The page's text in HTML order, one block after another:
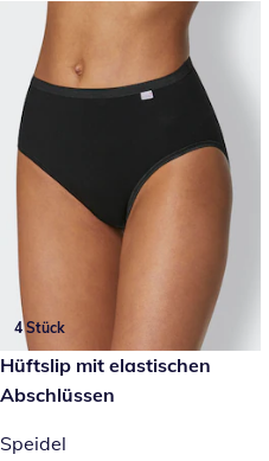
4 Stück
29,99 €
Hüftslip mit elastischen
Abschlüssen
Speidel